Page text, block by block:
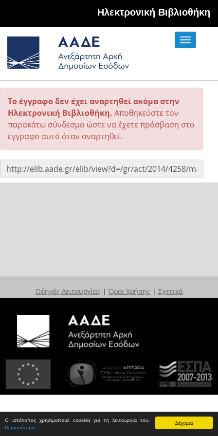
Δέχομαι
Ο ιστότοπος χρησιμοποιεί cookies για τη λειτουργία του.
Περισσότερα
Hλεκτρονική Βιβλιοθήκη
Toggle
Το έγγραφο δεν έχει αναρτηθεί ακόμα στην
Ηλεκτρονική Βιβλιοθήκη. Αποθηκεύστε τον
παρακάτω σύνδεσμο ώστε να έχετε πρόσβαση στο
έγγραφο αυτό όταν αναρτηθεί.
Οδηγός Λειτουργίας | Όροι Χρήσης | Σχετικά